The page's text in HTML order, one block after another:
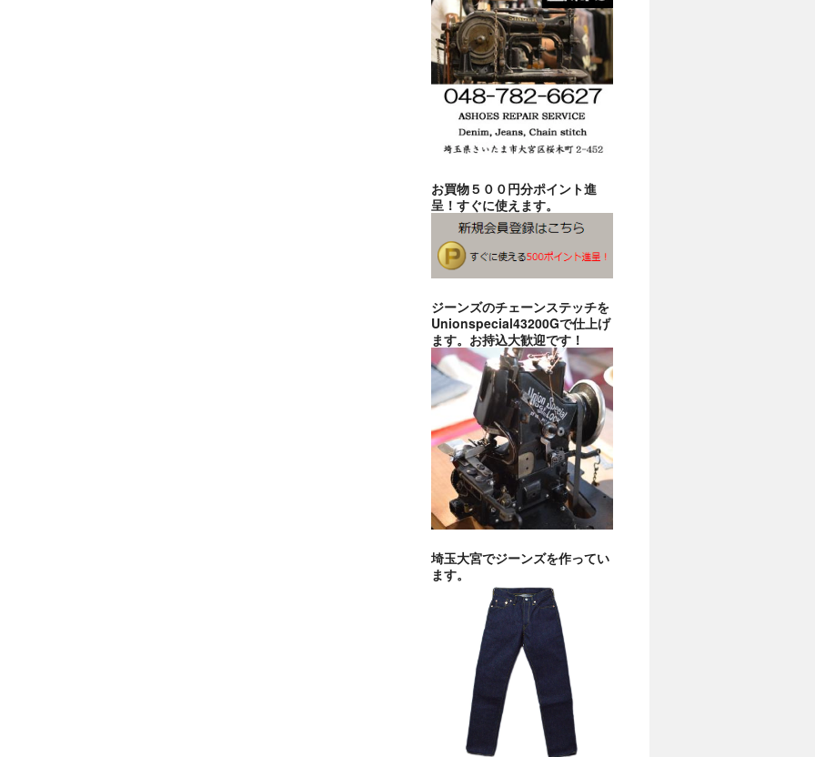
お買物５００円分ポイント進
呈！すぐに使えます。
ジーンズのチェーンステッチを
Unionspecial43200Gで仕上げ
ます。お持込大歓迎です！
埼玉大宮でジーンズを作ってい
ます。